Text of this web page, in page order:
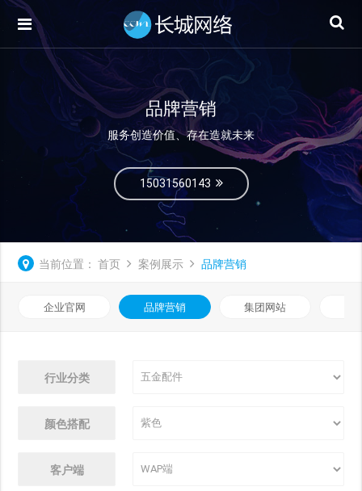
品牌营销
服务创造价值、存在造就未来
15031560143
当前位置： 首页 案例展示 品牌营销
企业官网 品牌营销 集团网站
行业分类
颜色搭配
客户端